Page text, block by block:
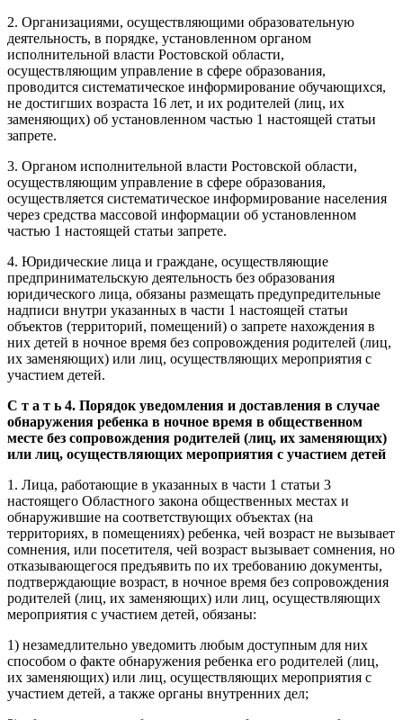
2. Организациями, осуществляющими образовательную
деятельность, в порядке, установленном органом
исполнительной власти Ростовской области,
осуществляющим управление в сфере образования,
проводится систематическое информирование обучающихся,
не достигших возраста 16 лет, и их родителей (лиц, их
заменяющих) об установленном частью 1 настоящей статьи
запрете.
3. Органом исполнительной власти Ростовской области,
осуществляющим управление в сфере образования,
осуществляется систематическое информирование населения
через средства массовой информации об установленном
частью 1 настоящей статьи запрете.
4. Юридические лица и граждане, осуществляющие
предпринимательскую деятельность без образования
юридического лица, обязаны размещать предупредительные
надписи внутри указанных в части 1 настоящей статьи
объектов (территорий, помещений) о запрете нахождения в
них детей в ночное время без сопровождения родителей (лиц,
их заменяющих) или лиц, осуществляющих мероприятия с
участием детей.
С т а т ь 4. Порядок уведомления и доставления в случае
обнаружения ребенка в ночное время в общественном
месте без сопровождения родителей (лиц, их заменяющих)
или лиц, осуществляющих мероприятия с участием детей
1. Лица, работающие в указанных в части 1 статьи 3
настоящего Областного закона общественных местах и
обнаружившие на соответствующих объектах (на
территориях, в помещениях) ребенка, чей возраст не вызывает
сомнения, или посетителя, чей возраст вызывает сомнения, но
отказывающегося предъявить по их требованию документы,
подтверждающие возраст, в ночное время без сопровождения
родителей (лиц, их заменяющих) или лиц, осуществляющих
мероприятия с участием детей, обязаны:
1) незамедлительно уведомить любым доступным для них
способом о факте обнаружения ребенка его родителей (лиц,
их заменяющих) или лиц, осуществляющих мероприятия с
участием детей, а также органы внутренних дел;